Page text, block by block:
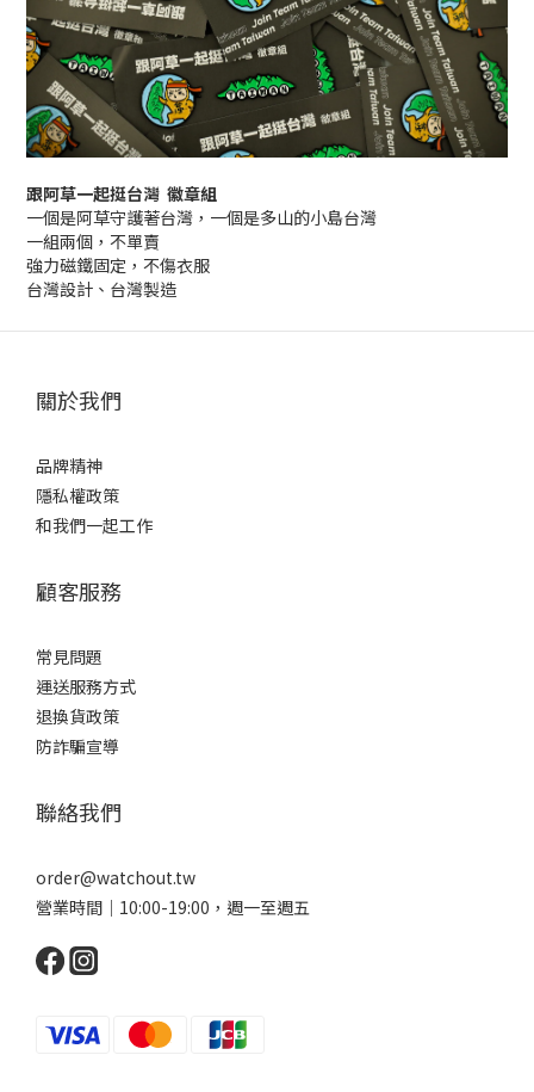
跟阿草一起挺台灣 徽章組
一個是阿草守護著台灣，一個是多山的小島台灣
一組兩個，不單賣
強力磁鐵固定，不傷衣服
台灣設計、台灣製造
關於我們
品牌精神
隱私權政策
和我們一起工作
顧客服務
常見問題
運送服務方式
退換貨政策
防詐騙宣導
聯絡我們
order@watchout.tw
營業時間｜10:00-19:00，週一至週五